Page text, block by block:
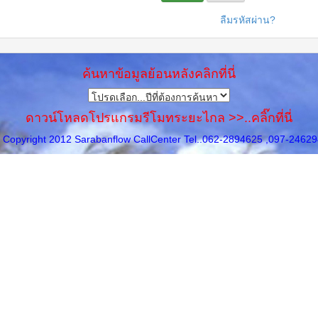
ลืมรหัสผ่าน?
ค้นหาข้อมูลย้อนหลังคลิกที่นี่
ดาวน์โหลดโปรแกรมรีโมทระยะไกล >>..คลิ๊กที่นี่
Copyright 2012 Sarabanflow CallCenter Tel..062-2894625 ,097-